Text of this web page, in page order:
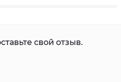
свой отзыв.